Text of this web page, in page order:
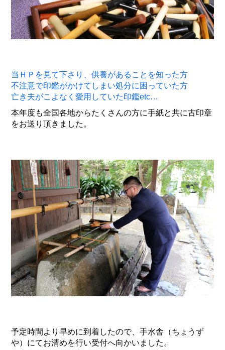
当ＨＰを見て下さり、供養があることを知った方
不注意で印鑑がかけてしまい処分に困っていた方
亡き夫がこよなく愛用していた印鑑etc…
本年度も全国各地からたくさんの方に手紙と共に古印章
をお送り頂きました。
予定時間より早めに到着したので、手水舎（ちょうず
や）にてお清めを行い受付へ向かいました。